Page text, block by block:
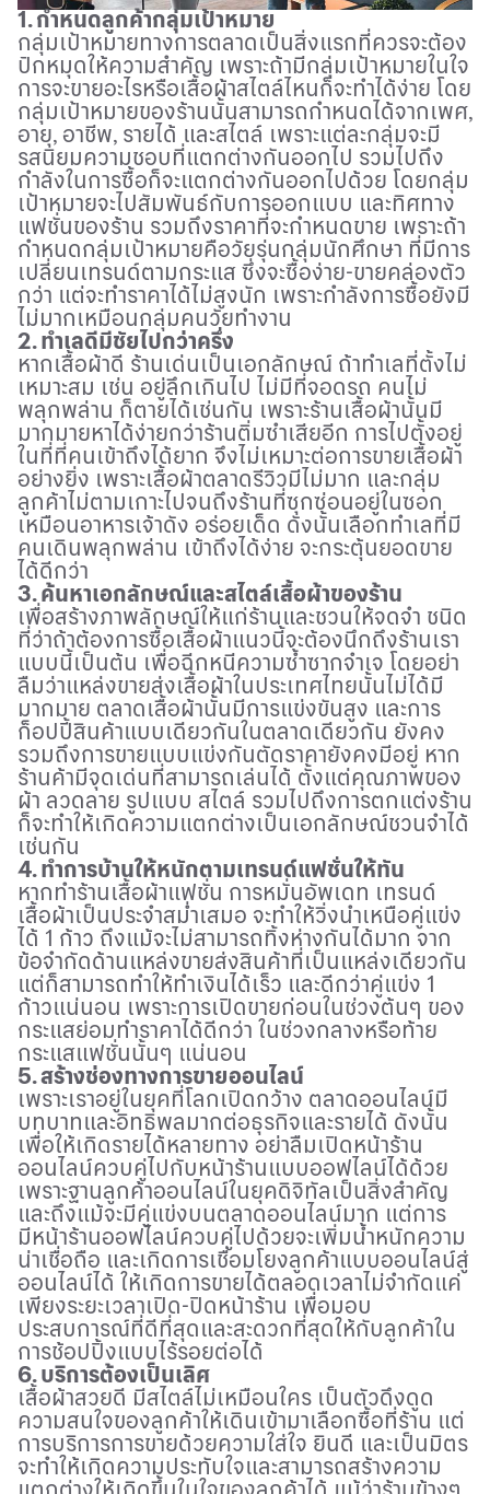
1. กำหนดลูกค้ากลุ่มเป้าหมาย
กลุ่มเป้าหมายทางการตลาดเป็นสิ่งแรกที่ควรจะต้อง
ปักหมุดให้ความสำคัญ เพราะถ้ามีกลุ่มเป้าหมายในใจ
การจะขายอะไรหรือเสื้อผ้าสไตล์ไหนก็จะทำได้ง่าย โดย
กลุ่มเป้าหมายของร้านนั้นสามารถกำหนดได้จากเพศ,
อายุ, อาชีพ, รายได้ และสไตล์ เพราะแต่ละกลุ่มจะมี
รสนิยมความชอบที่แตกต่างกันออกไป รวมไปถึง
กำลังในการซื้อก็จะแตกต่างกันออกไปด้วย โดยกลุ่ม
เป้าหมายจะไปสัมพันธ์กับการออกแบบ และทิศทาง
แฟชั่นของร้าน รวมถึงราคาที่จะกำหนดขาย เพราะถ้า
กำหนดกลุ่มเป้าหมายคือวัยรุ่นกลุ่มนักศึกษา ที่มีการ
เปลี่ยนเทรนด์ตามกระแส ซึ่งจะซื้อง่าย-ขายคล่องตัว
กว่า แต่จะทำราคาได้ไม่สูงนัก เพราะกำลังการซื้อยังมี
ไม่มากเหมือนกลุ่มคนวัยทำงาน
2. ทำเลดีมีชัยไปกว่าครึ่ง
หากเสื้อผ้าดี ร้านเด่นเป็นเอกลักษณ์ ถ้าทำเลที่ตั้งไม่
เหมาะสม เช่น อยู่ลึกเกินไป ไม่มีที่จอดรถ คนไม่
พลุกพล่าน ก็ตายได้เช่นกัน เพราะร้านเสื้อผ้านั้นมี
มากมายหาได้ง่ายกว่าร้านติ่มซำเสียอีก การไปตั้งอยู่
ในที่ที่คนเข้าถึงได้ยาก จึงไม่เหมาะต่อการขายเสื้อผ้า
อย่างยิ่ง เพราะเสื้อผ้าตลาดรีวิวมีไม่มาก และกลุ่ม
ลูกค้าไม่ตามเกาะไปจนถึงร้านที่ซุกซ่อนอยู่ในซอก
เหมือนอาหารเจ้าดัง อร่อยเด็ด ดังนั้นเลือกทำเลที่มี
คนเดินพลุกพล่าน เข้าถึงได้ง่าย จะกระตุ้นยอดขาย
ได้ดีกว่า
3. ค้นหาเอกลักษณ์และสไตล์เสื้อผ้าของร้าน
เพื่อสร้างภาพลักษณ์ให้แก่ร้านและชวนให้จดจำ ชนิด
ที่ว่าถ้าต้องการซื้อเสื้อผ้าแนวนี้จะต้องนึกถึงร้านเรา
แบบนี้เป็นต้น เพื่อฉีกหนีความซ้ำซากจำเจ โดยอย่า
ลืมว่าแหล่งขายส่งเสื้อผ้าในประเทศไทยนั้นไม่ได้มี
มากมาย ตลาดเสื้อผ้านั้นมีการแข่งขันสูง และการ
ก็อปปี้สินค้าแบบเดียวกันในตลาดเดียวกัน ยังคง
รวมถึงการขายแบบแข่งกันตัดราคายังคงมีอยู่ หาก
ร้านค้ามีจุดเด่นที่สามารถเล่นได้ ตั้งแต่คุณภาพของ
ผ้า ลวดลาย รูปแบบ สไตล์ รวมไปถึงการตกแต่งร้าน
ก็จะทำให้เกิดความแตกต่างเป็นเอกลักษณ์ชวนจำได้
เช่นกัน
4. ทำการบ้านให้หนักตามเทรนด์แฟชั่นให้ทัน
หากทำร้านเสื้อผ้าแฟชั่น การหมั่นอัพเดท เทรนด์
เสื้อผ้าเป็นประจำสม่ำเสมอ จะทำให้วิ่งนำเหนือคู่แข่ง
ได้ 1 ก้าว ถึงแม้จะไม่สามารถทิ้งห่างกันได้มาก จาก
ข้อจำกัดด้านแหล่งขายส่งสินค้าที่เป็นแหล่งเดียวกัน
แต่ก็สามารถทำให้ทำเงินได้เร็ว และดีกว่าคู่แข่ง 1
ก้าวแน่นอน เพราะการเปิดขายก่อนในช่วงต้นๆ ของ
กระแสย่อมทำราคาได้ดีกว่า ในช่วงกลางหรือท้าย
กระแสแฟชั่นนั้นๆ แน่นอน
5. สร้างช่องทางการขายออนไลน์
เพราะเราอยู่ในยุคที่โลกเปิดกว้าง ตลาดออนไลน์มี
บทบาทและอิทธิพลมากต่อธุรกิจและรายได้ ดังนั้น
เพื่อให้เกิดรายได้หลายทาง อย่าลืมเปิดหน้าร้าน
ออนไลน์ควบคู่ไปกับหน้าร้านแบบออฟไลน์ได้ด้วย
เพราะฐานลูกค้าออนไลน์ในยุคดิจิทัลเป็นสิ่งสำคัญ
และถึงแม้จะมีคู่แข่งบนตลาดออนไลน์มาก แต่การ
มีหน้าร้านออฟไลน์ควบคู่ไปด้วยจะเพิ่มน้ำหนักความ
น่าเชื่อถือ และเกิดการเชื่อมโยงลูกค้าแบบออนไลน์สู่
ออนไลน์ได้ ให้เกิดการขายได้ตลอดเวลาไม่จำกัดแค่
เพียงระยะเวลาเปิด-ปิดหน้าร้าน เพื่อมอบ
ประสบการณ์ที่ดีที่สุดและสะดวกที่สุดให้กับลูกค้าใน
การช้อปปิ้งแบบไร้รอยต่อได้
6. บริการต้องเป็นเลิศ
เสื้อผ้าสวยดี มีสไตล์ไม่เหมือนใคร เป็นตัวดึงดูด
ความสนใจของลูกค้าให้เดินเข้ามาเลือกซื้อที่ร้าน แต่
การบริการการขายด้วยความใส่ใจ ยินดี และเป็นมิตร
จะทำให้เกิดความประทับใจและสามารถสร้างความ